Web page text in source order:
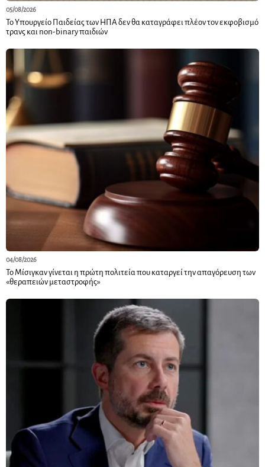
05/08/2026
Το Υπουργείο Παιδείας των ΗΠΑ δεν θα καταγράφει πλέον τον εκφοβισμό
τρανς και non-binary παιδιών
04/08/2026
Το Μίσιγκαν γίνεται η πρώτη πολιτεία που καταργεί την απαγόρευση των
«θεραπειών μεταστροφής»